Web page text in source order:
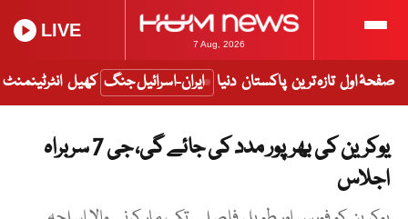
7 Aug, 2026
LIVE
صفحۂ اول تازہ ترین پاکستان دنیا ایران-اسرائیل جنگ کھیل انٹرٹینمنٹ
یوکرین کی بھرپور مدد کی جائے گی، جی 7 سربراہ
اجلاس